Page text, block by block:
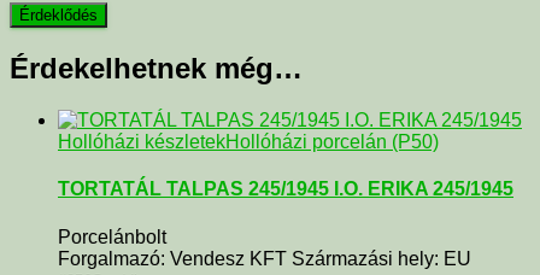
Érdekelhetnek még…
Hollóházi készletekHollóházi porcelán (P50)
TORTATÁL TALPAS 245/1945 I.O. ERIKA 245/1945
Porcelánbolt
Forgalmazó: Vendesz KFT Származási hely: EU